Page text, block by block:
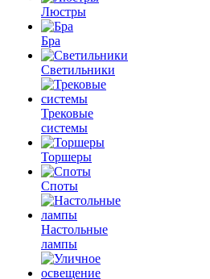
Люстры
Бра
Светильники
Трековые
системы
Торшеры
Споты
Настольные
лампы